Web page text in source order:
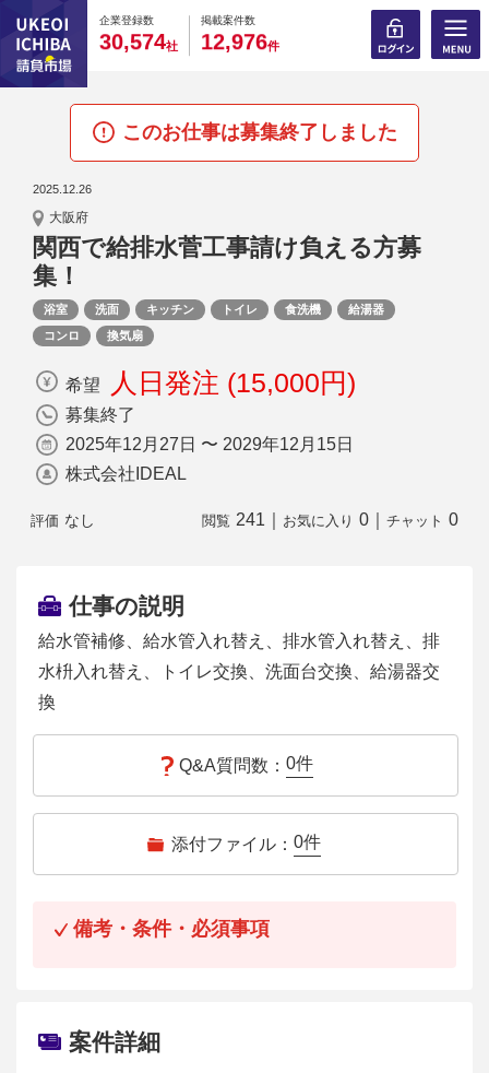
企業登録数
0
3
0
0,
0
5
0
74社
掲載案件数
0
1
0
2,
0
9
0
76件
このお仕事は募集終了しました
2025.12.26
大阪府
関西で給排水菅工事請け負える方募
集！
浴室 洗面 キッチン トイレ 食洗機
給湯器
コンロ
換気扇
希望 人日発注 (15,000円)
募集終了
2025年12月27日 〜 2029年12月15日
株式会社IDEAL
評価 なし 閲覧 241 お気に入り 0 チャット 0
仕事の説明
給水管補修、給水管入れ替え、排水管入れ替え、排
水枡入れ替え、トイレ交換、洗面台交換、給湯器交
換
Q&A質問数： 0件
添付ファイル： 0件
備考・条件・必須事項
案件詳細